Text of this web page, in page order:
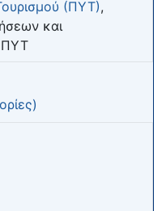
(ΠΥΤ),
και
ΠΥΤ